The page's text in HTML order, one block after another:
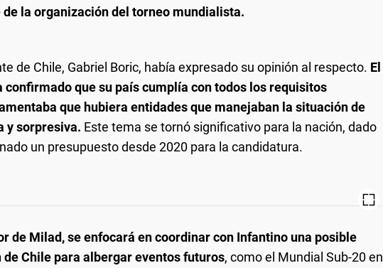
la organización del torneo mundialista.
de Chile, Gabriel Boric, había expresado su opinión al respecto. El
confirmado que su país cumplía con todos los requisitos
que hubiera entidades que manejaban la situación de
y sorpresiva. Este tema se tornó significativo para la nación, dado
un presupuesto desde 2020 para la candidatura.
de Milad, se enfocará en coordinar con Infantino una posible
de Chile para albergar eventos futuros, como el Mundial Sub-20 en